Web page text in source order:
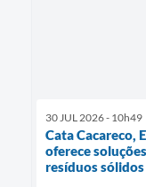
30 JUL 2026 - 10h49
Cata Cacareco,
oferece
resíduos